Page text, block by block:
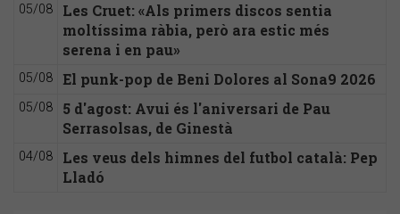
05/08
Les Cruet: «Als primers discos sentia
moltíssima ràbia, però ara estic més
serena i en pau»
05/08 El punk-pop de Beni Dolores al Sona9 2026
05/08
5 d'agost: Avui és l'aniversari de Pau
Serrasolsas, de Ginestà
04/08
Les veus dels himnes del futbol català: Pep
Lladó